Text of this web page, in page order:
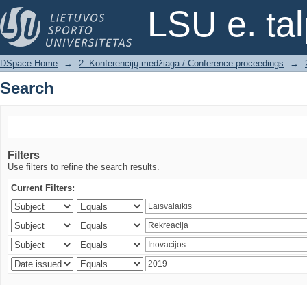
LSU e.
Search
DSpace Home → 2. Konferencijų medžiaga / Conference proceedings →
Search
Filters
Use filters to refine the search results.
Current Filters: